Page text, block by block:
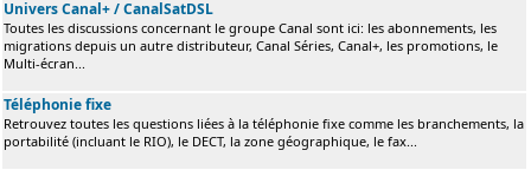
Univers Canal+ / CanalSatDSL
Toutes les discussions concernant le groupe Canal sont ici: les abonnements, les
migrations depuis un autre distributeur, Canal Séries, Canal+, les promotions, le
Multi-écran...
Téléphonie fixe
Retrouvez toutes les questions liées à la téléphonie fixe comme les branchements, la
portabilité (incluant le RIO), le DECT, la zone géographique, le fax...